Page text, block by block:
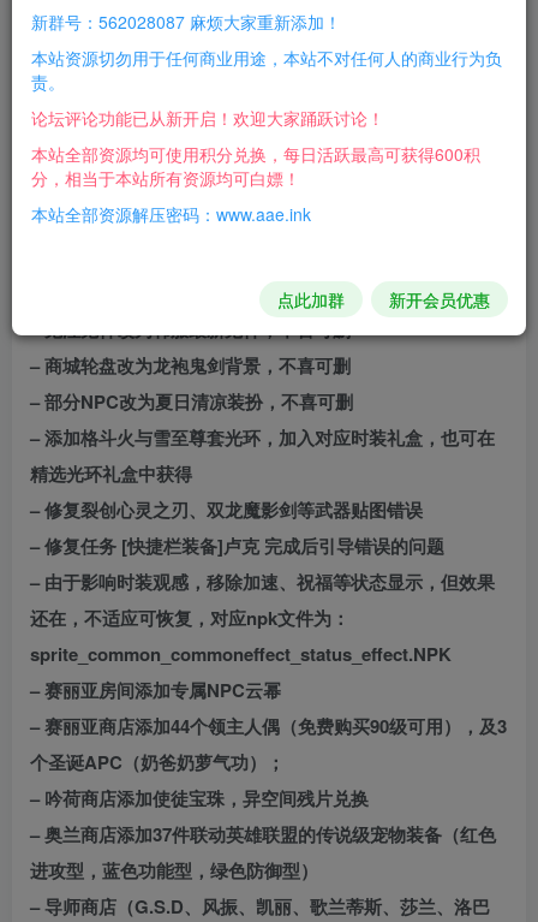
游戏介绍：
– UI调整为100动态气泡血槽
– 删除所有name2错误文本
– 小地图NPC提示修正
– 部分道具名称修正和调整
– 鬼泣鬼神改为韩服最新鬼神，不喜可删
– 商城轮盘改为龙袍鬼剑背景，不喜可删
– 部分NPC改为夏日清凉装扮，不喜可删
– 添加格斗火与雪至尊套光环，加入对应时装礼盒，也可在
精选光环礼盒中获得
– 修复裂创心灵之刃、双龙魔影剑等武器贴图错误
– 修复任务 [快捷栏装备]卢克 完成后引导错误的问题
– 由于影响时装观感，移除加速、祝福等状态显示，但效果
还在，不适应可恢复，对应npk文件为：
sprite_common_commoneffect_status_effect.NPK
– 赛丽亚房间添加专属NPC云幂
– 赛丽亚商店添加44个领主人偶（免费购买90级可用），及3
个圣诞APC（奶爸奶萝气功）；
– 吟荷商店添加使徒宝珠，异空间残片兑换
– 奥兰商店添加37件联动英雄联盟的传说级宠物装备（红色
进攻型，蓝色功能型，绿色防御型）
– 导师商店（G.S.D、风振、凯丽、歌兰蒂斯、莎兰、洛巴
新群号：562028087 麻烦大家重新添加！
本站资源切勿用于任何商业用途，本站不对任何人的商业行为负
责。
论坛评论功能已从新开启！欢迎大家踊跃讨论！
本站全部资源均可使用积分兑换，每日活跃最高可获得600积
分，相当于本站所有资源均可白嫖！
本站全部资源解压密码：www.aae.ink
点此加群 新开会员优惠